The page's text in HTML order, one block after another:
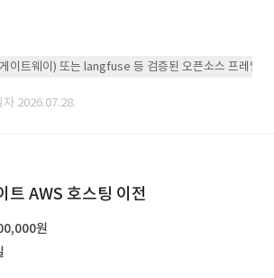
이트웨이) 또는 langfuse 등 검증된 오픈소스 프레임워
자 2026.07.28.
트 AWS 호스팅 이전
원